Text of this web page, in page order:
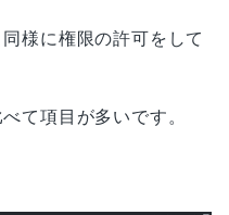
様に権限の許可をして
て項目が多いです。